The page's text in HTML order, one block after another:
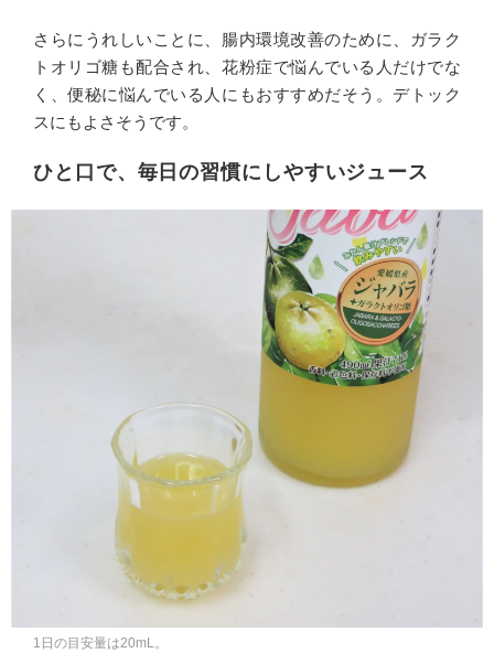
さらにうれしいことに、腸内環境改善のために、ガラク
トオリゴ糖も配合され、花粉症で悩んでいる人だけでな
く、便秘に悩んでいる人にもおすすめだそう。デトック
スにもよさそうです。
ひと口で、毎日の習慣にしやすいジュース
1日の目安量は20mL。